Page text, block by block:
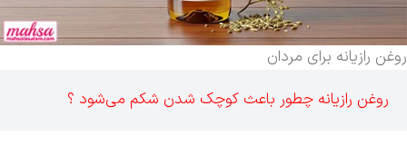
روغن رازیانه برای مردان
روغن رازیانه چطور باعث کوچک شدن شکم می‌شود ؟